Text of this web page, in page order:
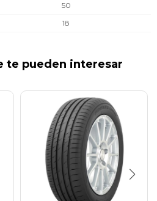
50
18
te pueden interesar